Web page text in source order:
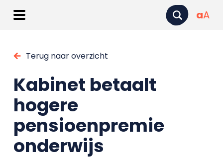
aA
Terug naar overzicht
Kabinet betaalt
hogere
pensioenpremie
onderwijs